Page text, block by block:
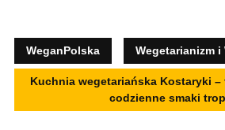
WeganPolska Wegetarianizm
Kuchnia wegetariańska Kostaryki –
codzienne smaki